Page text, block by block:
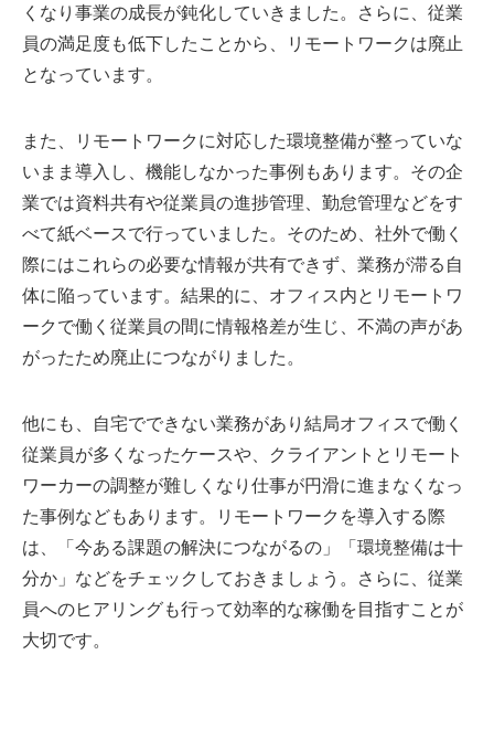
くなり事業の成長が鈍化していきました。さらに、従業
員の満足度も低下したことから、リモートワークは廃止
となっています。
また、リモートワークに対応した環境整備が整っていな
いまま導入し、機能しなかった事例もあります。その企
業では資料共有や従業員の進捗管理、勤怠管理などをす
べて紙ベースで行っていました。そのため、社外で働く
際にはこれらの必要な情報が共有できず、業務が滞る自
体に陥っています。結果的に、オフィス内とリモートワ
ークで働く従業員の間に情報格差が生じ、不満の声があ
がったため廃止につながりました。
他にも、自宅でできない業務があり結局オフィスで働く
従業員が多くなったケースや、クライアントとリモート
ワーカーの調整が難しくなり仕事が円滑に進まなくなっ
た事例などもあります。リモートワークを導入する際
は、「今ある課題の解決につながるの」「環境整備は十
分か」などをチェックしておきましょう。さらに、従業
員へのヒアリングも行って効率的な稼働を目指すことが
大切です。